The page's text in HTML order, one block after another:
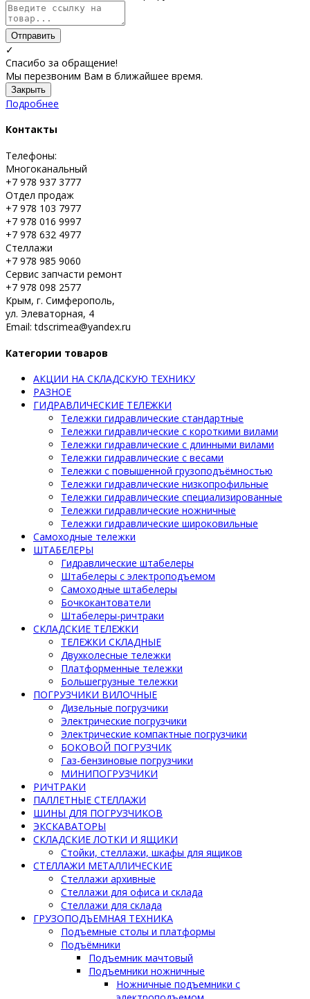
Отправить
✓
Спасибо за обращение!
Мы перезвоним Вам в ближайшее время.
Закрыть
Подробнее
Контакты
Телефоны:
Многоканальный
+7 978 937 3777
Отдел продаж
+7 978 103 7977
+7 978 016 9997
+7 978 632 4977
Стеллажи
+7 978 985 9060
Сервис запчасти ремонт
+7 978 098 2577
Крым, г. Симферополь,
ул. Элеваторная, 4
Email: tdscrimea@yandex.ru
Категории товаров
АКЦИИ НА СКЛАДСКУЮ ТЕХНИКУ
РАЗНОЕ
ГИДРАВЛИЧЕСКИЕ ТЕЛЕЖКИ
Тележки гидравлические стандартные
Тележки гидравлические с короткими вилами
Тележки гидравлические с длинными вилами
Тележки гидравлические с весами
Тележки с повышенной грузоподъёмностью
Тележки гидравлические низкопрофильные
Тележки гидравлические специализированные
Тележки гидравлические ножничные
Тележки гидравлические широковильные
Самоходные тележки
ШТАБЕЛЕРЫ
Гидравлические штабелеры
Штабелеры с электроподъемом
Самоходные штабелеры
Бочкокантователи
Штабелеры-ричтраки
СКЛАДСКИЕ ТЕЛЕЖКИ
ТЕЛЕЖКИ СКЛАДНЫЕ
Двухколесные тележки
Платформенные тележки
Большегрузные тележки
ПОГРУЗЧИКИ ВИЛОЧНЫЕ
Дизельные погрузчики
Электрические погрузчики
Электрические компактные погрузчики
БОКОВОЙ ПОГРУЗЧИК
Газ-бензиновые погрузчики
МИНИПОГРУЗЧИКИ
РИЧТРАКИ
ПАЛЛЕТНЫЕ СТЕЛЛАЖИ
ШИНЫ ДЛЯ ПОГРУЗЧИКОВ
ЭКСКАВАТОРЫ
СКЛАДСКИЕ ЛОТКИ И ЯЩИКИ
Стойки, стеллажи, шкафы для ящиков
СТЕЛЛАЖИ МЕТАЛЛИЧЕСКИЕ
Стеллажи архивные
Стеллажи для офиса и склада
Стеллажи для склада
ГРУЗОПОДЪЕМНАЯ ТЕХНИКА
Подъемные столы и платформы
Подъёмники
Подъемник мачтовый
Подъемники ножничные
Ножничные подъемники с